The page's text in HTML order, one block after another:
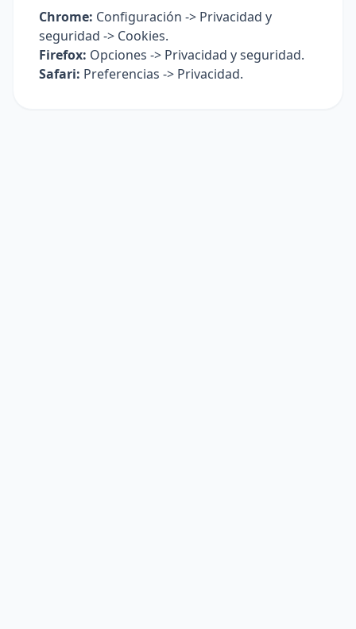
Chrome: Configuración -> Privacidad y
seguridad -> Cookies.
Firefox: Opciones -> Privacidad y seguridad.
Safari: Preferencias -> Privacidad.